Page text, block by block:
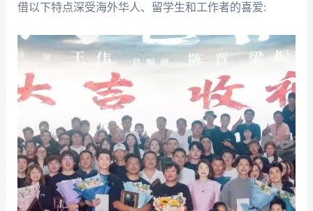
借以下特点深受海外华人、留学生和工作者的喜爱: